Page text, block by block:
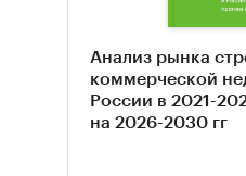
Анализ рынка
коммерческой
России в 2021-
на 2026-2030 гг